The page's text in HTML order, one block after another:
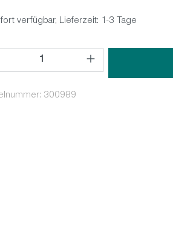
verfügbar, Lieferzeit: 1-3 Tage
Anzahl: Gib den gewünschten
300989